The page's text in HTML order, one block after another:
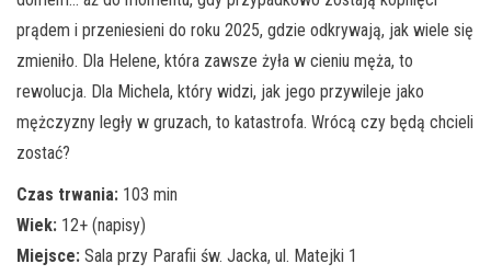
prądem i przeniesieni do roku 2025, gdzie odkrywają, jak wiele się
zmieniło. Dla Helene, która zawsze żyła w cieniu męża, to
rewolucja. Dla Michela, który widzi, jak jego przywileje jako
mężczyzny legły w gruzach, to katastrofa. Wrócą czy będą chcieli
zostać?
Czas trwania: 103 min
Wiek: 12+ (napisy)
Miejsce: Sala przy Parafii św. Jacka, ul. Matejki 1